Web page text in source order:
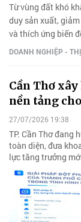
Từ vùng đất khó
duy sản xuất,
và thích ứng biến
DOANH NGHIỆP -
Cần Thơ
nền tảng
27/07/2026 19:38
TP. Cần Thơ đang
toàn diện, đưa
lực tăng trưởng